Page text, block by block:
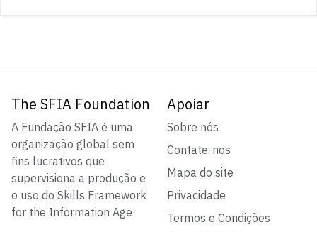
The SFIA Foundation
A Fundação SFIA é uma
organização global sem
fins lucrativos que
supervisiona a produção e
o uso do Skills Framework
for the Information Age
Apoiar
Sobre nós
Contate-nos
Mapa do site
Privacidade
Termos e Condições